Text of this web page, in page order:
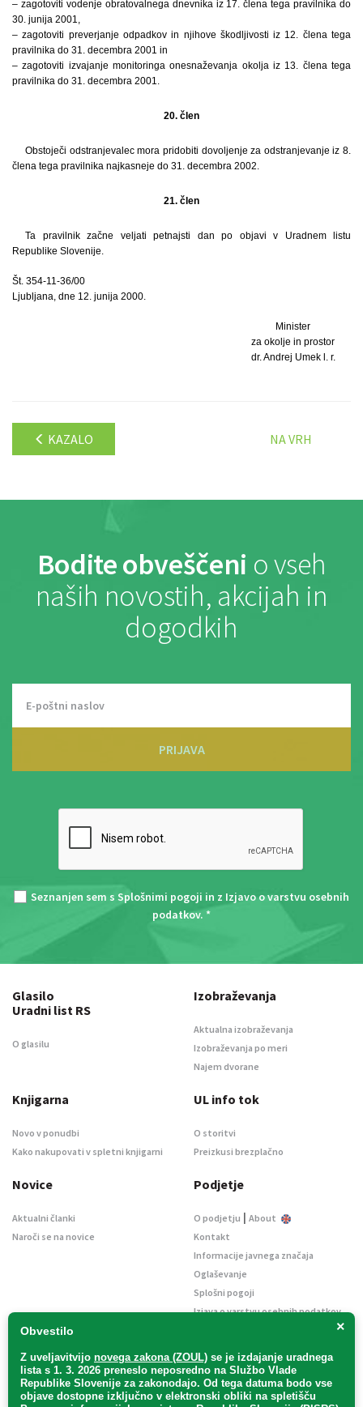
– zagotoviti vodenje obratovalnega dnevnika iz 17. člena tega pravilnika do
30. junija 2001,
– zagotoviti preverjanje odpadkov in njihove škodljivosti iz 12. člena tega
pravilnika do 31. decembra 2001 in
– zagotoviti izvajanje monitoringa onesnaževanja okolja iz 13. člena tega
pravilnika do 31. decembra 2001.
20. člen
Obstoječi odstranjevalec mora pridobiti dovoljenje za odstranjevanje iz 8.
člena tega pravilnika najkasneje do 31. decembra 2002.
21. člen
Ta pravilnik začne veljati petnajsti dan po objavi v Uradnem listu
Republike Slovenije.
Št. 354-11-36/00
Ljubljana, dne 12. junija 2000.
Minister
za okolje in prostor
dr. Andrej Umek l. r.
KAZALO NA VRH
Bodite obveščeni o vseh
naših novostih, akcijah in
dogodkih
PRIJAVA
Seznanjen sem s Splošnimi pogoji in z Izjavo o varstvu osebnih
podatkov. *
×
Obvestilo
Z uveljavitvijo novega zakona (ZOUL) se je izdajanje uradnega
lista s 1. 3. 2026 preneslo neposredno na Službo Vlade
Republike Slovenije za zakonodajo. Od tega datuma bodo vse
objave dostopne izključno v elektronski obliki na spletišču
Glasilo
Uradni list RS
O glasilu
Izobraževanja
Aktualna izobraževanja
Izobraževanja po meri
Najem dvorane
Knjigarna
Novo v ponudbi
Kako nakupovati v spletni knjigarni
UL info tok
O storitvi
Preizkusi brezplačno
Novice
Aktualni članki
Naroči se na novice
Podjetje
O podjetju | About
Kontakt
Informacije javnega značaja
Oglaševanje
Splošni pogoji
Izjava o varstvu osebnih podatkov